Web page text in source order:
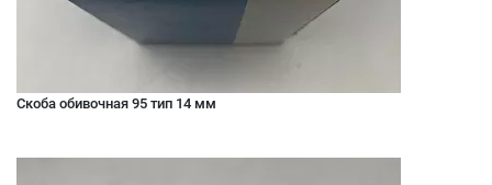
Скоба обивочная 95 тип 14 мм